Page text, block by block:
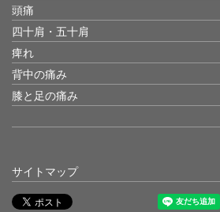
頭痛
四十肩・五十肩
痺れ
背中の痛み
膝と足の痛み
サイトマップ